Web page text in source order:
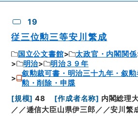
19
従三位勲三等安川繁成
国立公文書館 太政官・内閣関係
明治
明治３９年
叙勲裁可書・明治三十九年・叙
勲・削除・申牒
[規模] 48 [作成者名称] 内閣総理
／／逓信大臣山県伊三郎／／安川繁